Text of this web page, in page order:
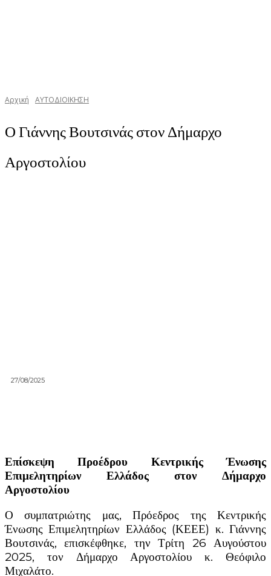
Αρχική ΑΥΤΟΔΙΟΙΚΗΣΗ
Ο Γιάννης Βουτσινάς στον Δήμαρχο
Αργοστολίου
27/08/2025
Επίσκεψη Προέδρου Κεντρικής Ένωσης
Επιμελητηρίων Ελλάδος στον Δήμαρχο
Αργοστολίου
Ο συμπατριώτης μας, Πρόεδρος της Κεντρικής
Ένωσης Επιμελητηρίων Ελλάδος (ΚΕΕΕ) κ. Γιάννης
Βουτσινάς, επισκέφθηκε, την Τρίτη 26 Αυγούστου
2025, τον Δήμαρχο Αργοστολίου κ. Θεόφιλο
Μιχαλάτο.